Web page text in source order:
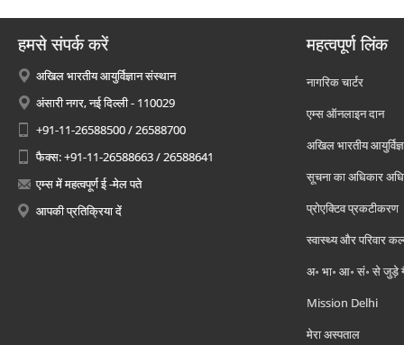
हमसे संपर्क करें
अखिल भारतीय आयुर्विज्ञान संस्थान
अंसारी नगर, नई दिल्ली - 110029
+91-11-26588500 / 26588700
फैक्स: +91-11-26588663 / 26588641
एम्स में महत्वपूर्ण ई -मेल पते
आपकी प्रतिक्रिया दें
महत्वपूर्ण लिंक
नागरिक चार्टर
एम्स ऑनलाइन दान
अखिल भारतीय
सूचना का अधिकार
प्रोएक्टिव प्रकटीकरण
स्वास्थ्य और परिवार
अ॰ भा॰ आ॰ सं॰ से जुड़े
Mission Delhi
मेरा अस्पताल